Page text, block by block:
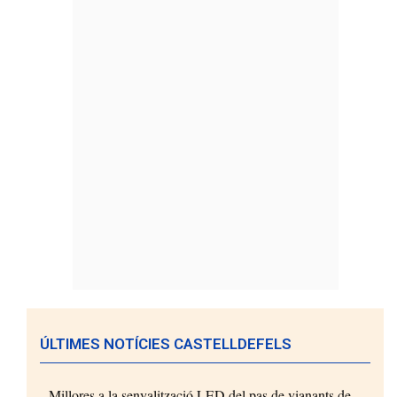
ÚLTIMES NOTÍCIES CASTELLDEFELS